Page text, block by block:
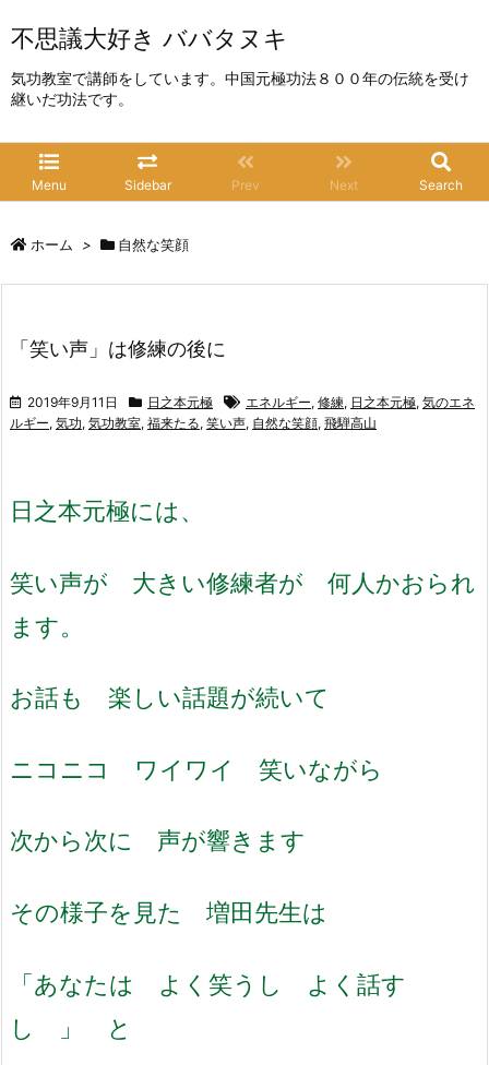
不思議大好き ババタヌキ
気功教室で講師をしています。中国元極功法８００年の伝統を受け
継いだ功法です。
Menu Sidebar Prev Next Search
ホーム > 自然な笑顔
「笑い声」は修練の後に
2019年9月11日 日之本元極 エネルギー, 修練, 日之本元極, 気のエネ
ルギー, 気功, 気功教室, 福来たる, 笑い声, 自然な笑顔, 飛騨高山
日之本元極には、
笑い声が 大きい修練者が 何人かおられ
ます。
お話も 楽しい話題が続いて
ニコニコ ワイワイ 笑いながら
次から次に 声が響きます
その様子を見た 増田先生は
「あなたは よく笑うし よく話す
し 」 と